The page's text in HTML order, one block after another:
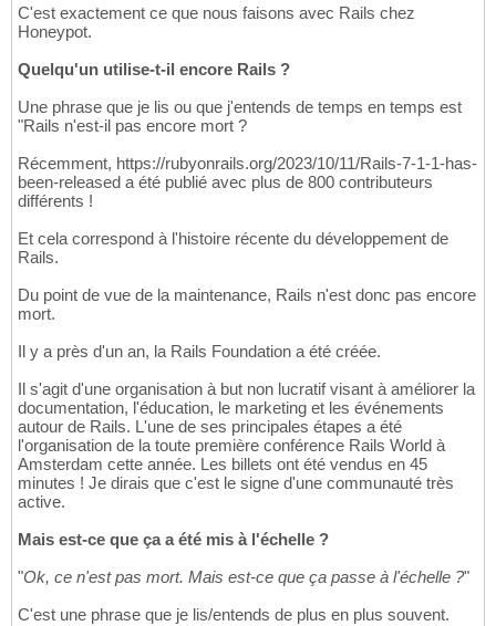
C'est exactement ce que nous faisons avec Rails chez
Honeypot.
Quelqu'un utilise-t-il encore Rails ?
Une phrase que je lis ou que j'entends de temps en temps est
"Rails n'est-il pas encore mort ?
Récemment, https://rubyonrails.org/2023/10/11/Rails-7-1-1-has-
been-released a été publié avec plus de 800 contributeurs
différents !
Et cela correspond à l'histoire récente du développement de
Rails.
Du point de vue de la maintenance, Rails n'est donc pas encore
mort.
Il y a près d'un an, la Rails Foundation a été créée.
Il s'agit d'une organisation à but non lucratif visant à améliorer la
documentation, l'éducation, le marketing et les événements
autour de Rails. L'une de ses principales étapes a été
l'organisation de la toute première conférence Rails World à
Amsterdam cette année. Les billets ont été vendus en 45
minutes ! Je dirais que c'est le signe d'une communauté très
active.
Mais est-ce que ça a été mis à l'échelle ?
"Ok, ce n'est pas mort. Mais est-ce que ça passe à l'échelle ?"
C'est une phrase que je lis/entends de plus en plus souvent.